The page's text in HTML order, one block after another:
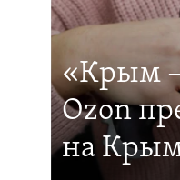
«Крым –
Ozon
на